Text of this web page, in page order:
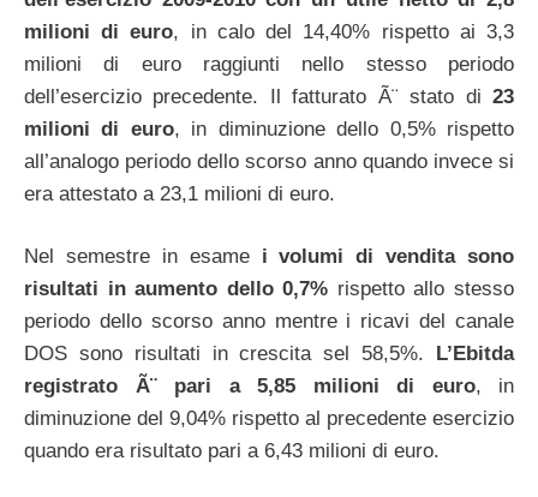
milioni di euro, in calo del 14,40% rispetto ai 3,3
milioni di euro raggiunti nello stesso periodo
dell’esercizio precedente. Il fatturato Ã¨ stato di 23
milioni di euro, in diminuzione dello 0,5% rispetto
all’analogo periodo dello scorso anno quando invece si
era attestato a 23,1 milioni di euro.
Nel semestre in esame i volumi di vendita sono
risultati in aumento dello 0,7% rispetto allo stesso
periodo dello scorso anno mentre i ricavi del canale
DOS sono risultati in crescita sel 58,5%.
L’Ebitda
registrato Ã¨ pari a 5,85 milioni di euro, in
diminuzione del 9,04% rispetto al precedente esercizio
quando era risultato pari a 6,43 milioni di euro.